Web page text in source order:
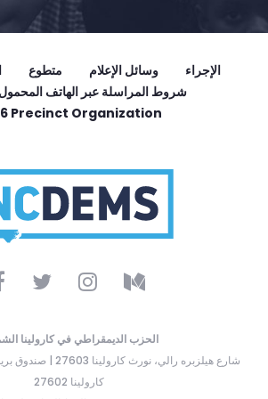
متطوع وسائل الإعلام
الإجراء
شروط المراسلة عبر الهاتف المحمول
Precinct Organization
الحزب الديمقراطي في كارولينا
كارولينا 27602